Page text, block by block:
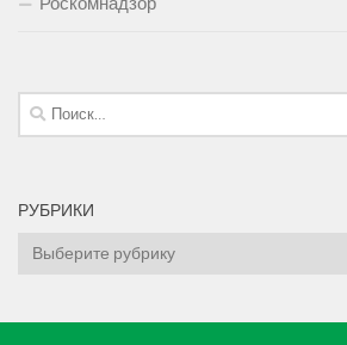
Найти:
РУБРИКИ
Рубрики